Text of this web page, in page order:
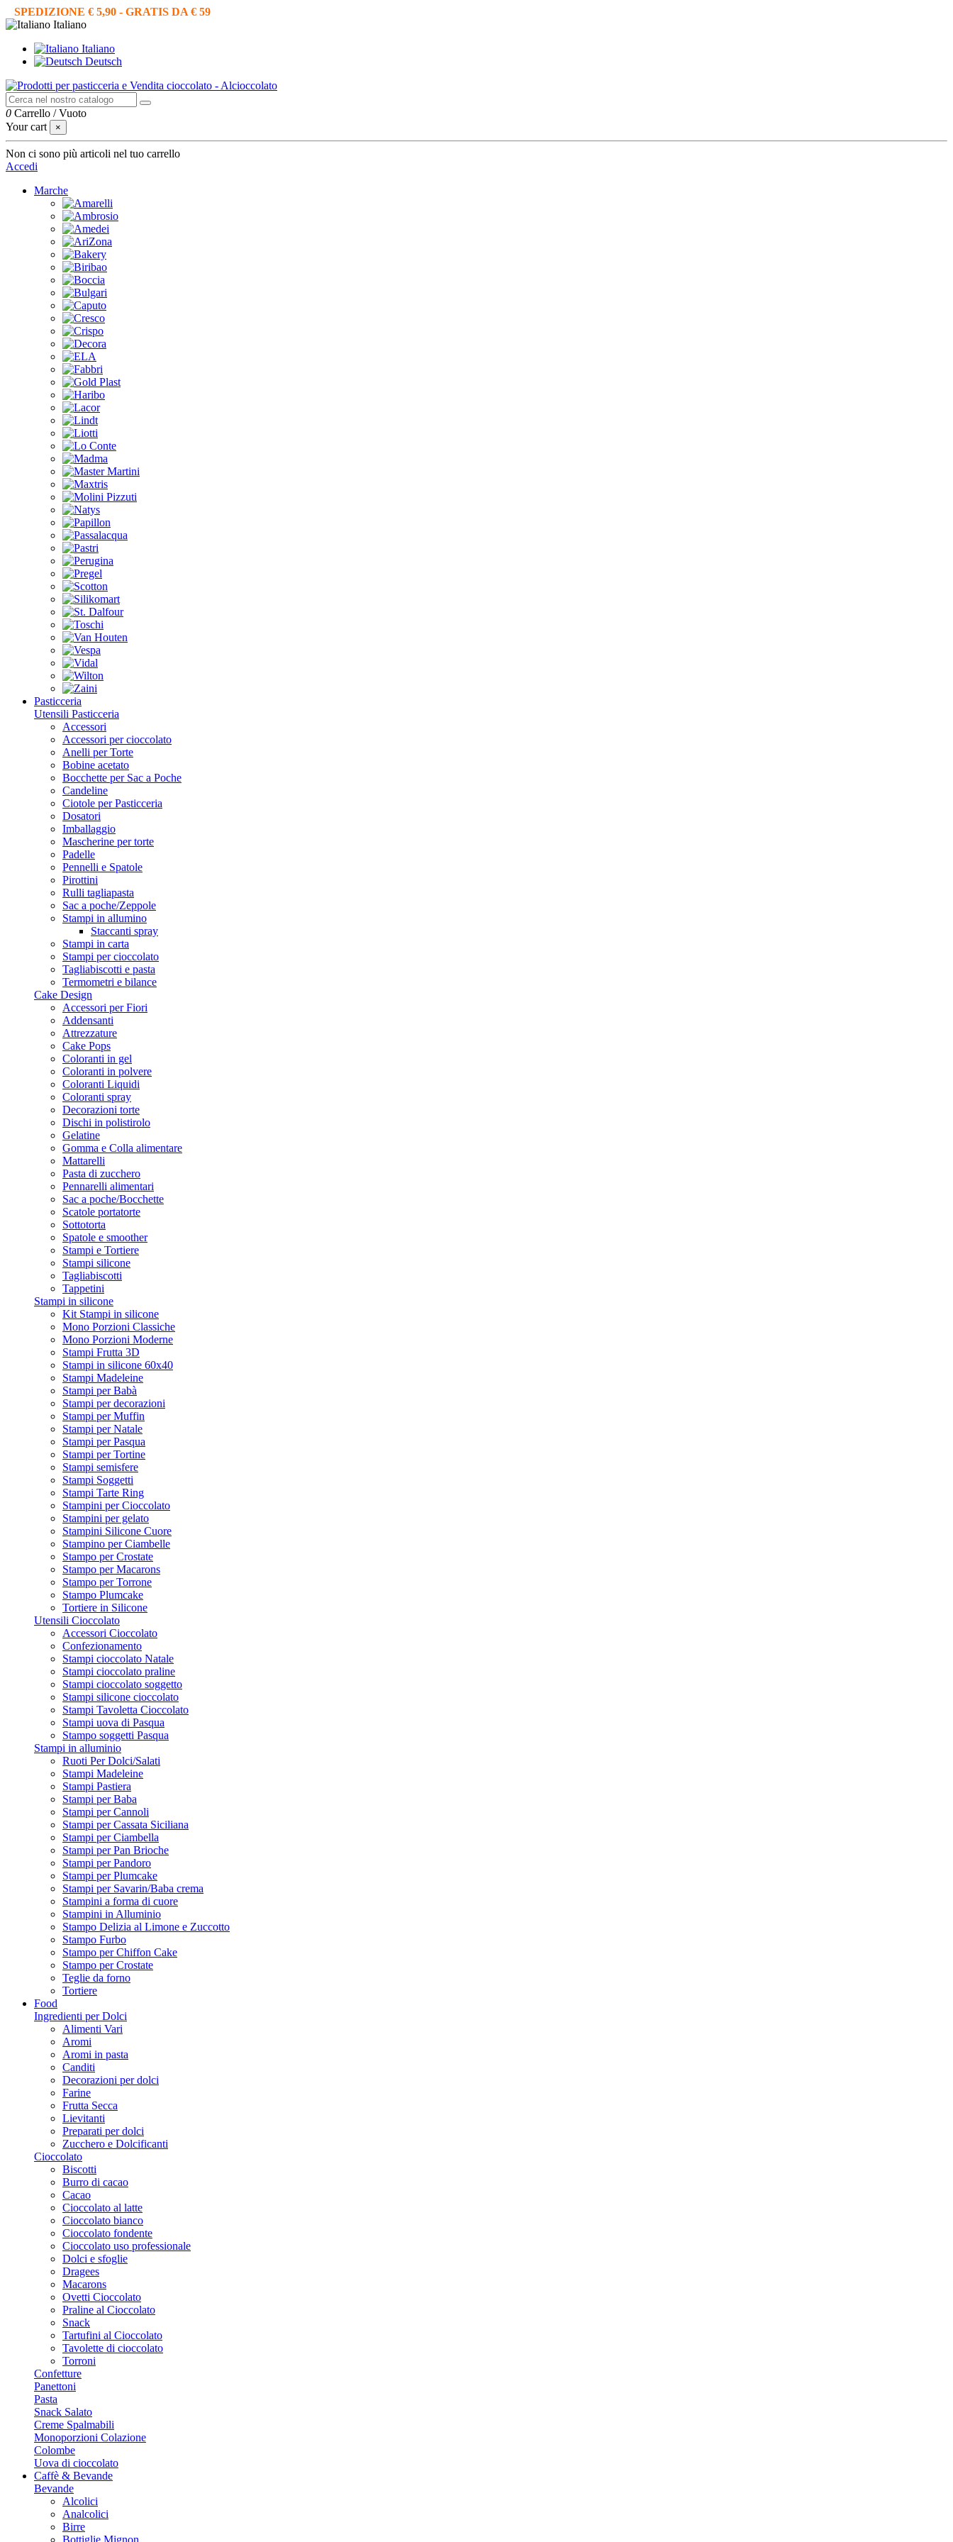
SPEDIZIONE € 5,90 - GRATIS DA € 59
Italiano
Italiano
Deutsch
0 Carrello /Vuoto
Your cart
×
Non ci sono più articoli nel tuo carrello
Accedi
Marche
Pasticceria
Utensili Pasticceria
Accessori
Accessori per cioccolato
Anelli per Torte
Bobine acetato
Bocchette per Sac a Poche
Candeline
Ciotole per Pasticceria
Dosatori
Imballaggio
Mascherine per torte
Padelle
Pennelli e Spatole
Pirottini
Rulli tagliapasta
Sac a poche/Zeppole
Stampi in allumino
Staccanti spray
Stampi in carta
Stampi per cioccolato
Tagliabiscotti e pasta
Termometri e bilance
Cake Design
Accessori per Fiori
Addensanti
Attrezzature
Cake Pops
Coloranti in gel
Coloranti in polvere
Coloranti Liquidi
Coloranti spray
Decorazioni torte
Dischi in polistirolo
Gelatine
Gomma e Colla alimentare
Mattarelli
Pasta di zucchero
Pennarelli alimentari
Sac a poche/Bocchette
Scatole portatorte
Sottotorta
Spatole e smoother
Stampi e Tortiere
Stampi silicone
Tagliabiscotti
Tappetini
Stampi in silicone
Kit Stampi in silicone
Mono Porzioni Classiche
Mono Porzioni Moderne
Stampi Frutta 3D
Stampi in silicone 60x40
Stampi Madeleine
Stampi per Babà
Stampi per decorazioni
Stampi per Muffin
Stampi per Natale
Stampi per Pasqua
Stampi per Tortine
Stampi semisfere
Stampi Soggetti
Stampi Tarte Ring
Stampini per Cioccolato
Stampini per gelato
Stampini Silicone Cuore
Stampino per Ciambelle
Stampo per Crostate
Stampo per Macarons
Stampo per Torrone
Stampo Plumcake
Tortiere in Silicone
Utensili Cioccolato
Accessori Cioccolato
Confezionamento
Stampi cioccolato Natale
Stampi cioccolato praline
Stampi cioccolato soggetto
Stampi silicone cioccolato
Stampi Tavoletta Cioccolato
Stampi uova di Pasqua
Stampo soggetti Pasqua
Stampi in alluminio
Ruoti Per Dolci/Salati
Stampi Madeleine
Stampi Pastiera
Stampi per Baba
Stampi per Cannoli
Stampi per Cassata Siciliana
Stampi per Ciambella
Stampi per Pan Brioche
Stampi per Pandoro
Stampi per Plumcake
Stampi per Savarin/Baba crema
Stampini a forma di cuore
Stampini in Alluminio
Stampo Delizia al Limone e Zuccotto
Stampo Furbo
Stampo per Chiffon Cake
Stampo per Crostate
Teglie da forno
Tortiere
Food
Ingredienti per Dolci
Alimenti Vari
Aromi
Aromi in pasta
Canditi
Decorazioni per dolci
Farine
Frutta Secca
Lievitanti
Preparati per dolci
Zucchero e Dolcificanti
Cioccolato
Biscotti
Burro di cacao
Cacao
Cioccolato al latte
Cioccolato bianco
Cioccolato fondente
Cioccolato uso professionale
Dolci e sfoglie
Dragees
Macarons
Ovetti Cioccolato
Praline al Cioccolato
Snack
Tartufini al Cioccolato
Tavolette di cioccolato
Torroni
Confetture
Panettoni
Pasta
Snack Salato
Creme Spalmabili
Monoporzioni Colazione
Colombe
Uova di cioccolato
Caffè & Bevande
Bevande
Alcolici
Analcolici
Birre
Bottiglie Mignon